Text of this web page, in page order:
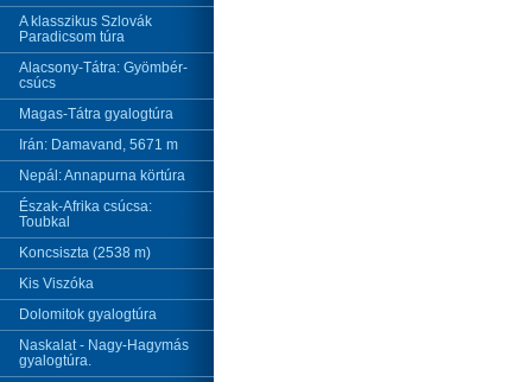
A klasszikus Szlovák
Paradicsom túra
Alacsony-Tátra: Gyömbér-
csúcs
Magas-Tátra gyalogtúra
Irán: Damavand, 5671 m
Nepál: Annapurna körtúra
Észak-Afrika csúcsa:
Toubkal
Koncsiszta (2538 m)
Kis Viszóka
Dolomitok gyalogtúra
Naskalat - Nagy-Hagymás
gyalogtúra.